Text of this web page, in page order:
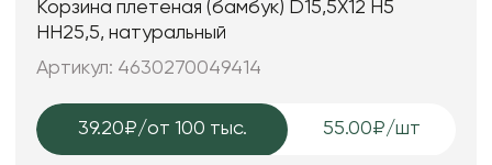
Корзина плетеная (бамбук) D15,5X12 H5
HH25,5, натуральный
Артикул: 4630270049414
39.20₽/от 100 тыс. 55.00₽/шт